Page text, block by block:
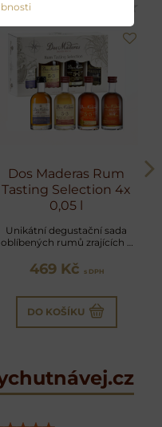
Dos Maderas Rum
Tasting Selection 4x
0,05 l
Unikátní degustační sada
oblíbených rumů zrajících v
469 Kč s DPH
DO KOŠÍKU